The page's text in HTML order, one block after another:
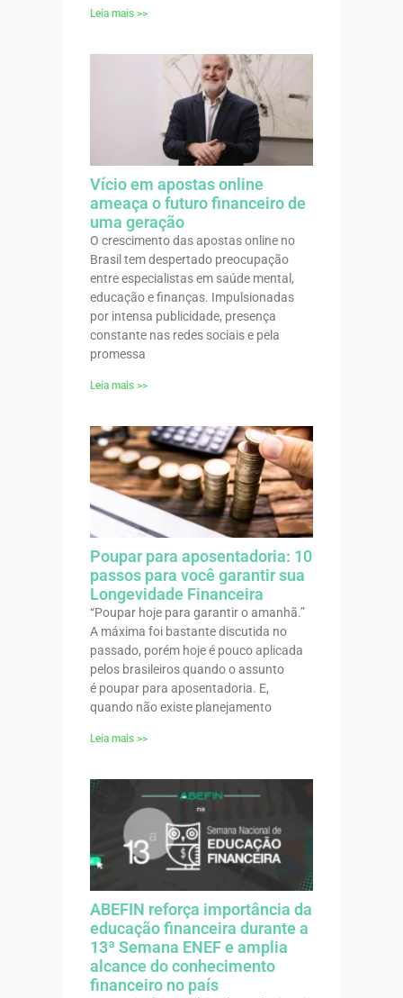
Leia mais >>
Vício em apostas online
ameaça o futuro financeiro de
uma geração
O crescimento das apostas online no
Brasil tem despertado preocupação
entre especialistas em saúde mental,
educação e finanças. Impulsionadas
por intensa publicidade, presença
constante nas redes sociais e pela
promessa
Leia mais >>
Poupar para aposentadoria: 10
passos para você garantir sua
Longevidade Financeira
“Poupar hoje para garantir o amanhã.”
A máxima foi bastante discutida no
passado, porém hoje é pouco aplicada
pelos brasileiros quando o assunto
é poupar para aposentadoria. E,
quando não existe planejamento
Leia mais >>
ABEFIN reforça importância da
educação financeira durante a
13ª Semana ENEF e amplia
alcance do conhecimento
financeiro no país